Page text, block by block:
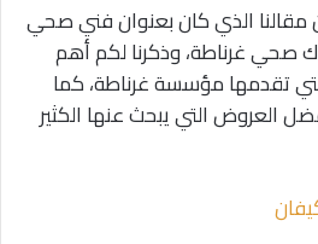
مقالنا الذي كان بعنوان فني صحي
60001486/سباك صحي غرناطة، وذكرنا لكم أهم
تقدمها مؤسسة غرناطة، كما
العروض التي يبحث عنها الكثير